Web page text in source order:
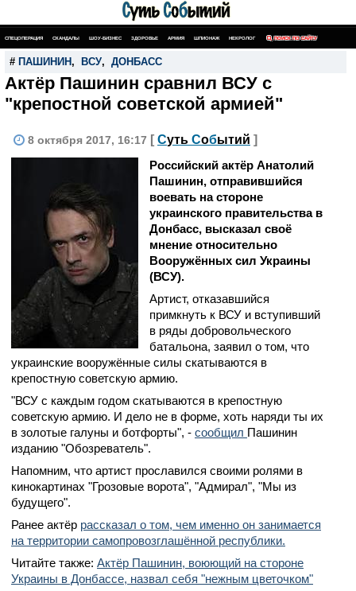
СПЕЦОПЕРАЦИЯ СКАНДАЛЫ ШОУ-БИЗНЕС ЗДОРОВЬЕ АРМИЯ ШПИОНАЖ НЕКРОЛОГ ПОИСК ПО САЙТУ
# ПАШИНИН , ВСУ, ДОНБАСС
Актёр Пашинин сравнил ВСУ с
"крепостной советской армией"
8 октября 2017, 16:17 [ Суть Событий ]
Российский актёр Анатолий
Пашинин, отправившийся
воевать на стороне
украинского правительства в
Донбасс, высказал своё
мнение относительно
Вооружённых сил Украины
(ВСУ).
Артист, отказавшийся
примкнуть к ВСУ и вступивший
в ряды добровольческого
батальона, заявил о том, что
украинские вооружённые силы скатываются в
крепостную советскую армию.
"ВСУ с каждым годом скатываются в крепостную
советскую армию. И дело не в форме, хоть наряди ты их
в золотые галуны и ботфорты", - сообщил Пашинин
изданию "Обозреватель".
Напомним, что артист прославился своими ролями в
кинокартинах "Грозовые ворота", "Адмирал", "Мы из
будущего".
Ранее актёр рассказал о том, чем именно он занимается
на территории самопровозглашённой республики.
Читайте также: Актёр Пашинин, воюющий на стороне
Украины в Донбассе, назвал себя "нежным цветочком"